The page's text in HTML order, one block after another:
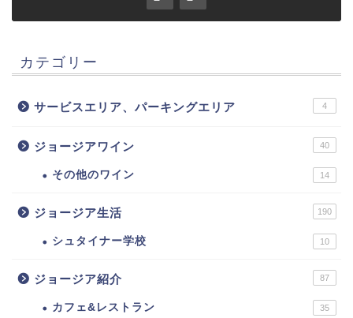
カテゴリー
サービスエリア、パーキングエリア 4
ジョージアワイン 40
その他のワイン 14
ジョージア生活 190
シュタイナー学校 10
ジョージア紹介 87
カフェ&レストラン 35